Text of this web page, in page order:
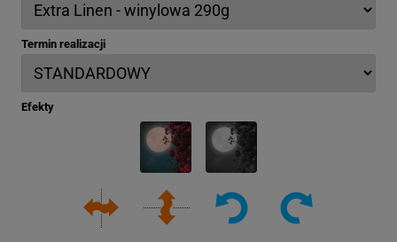
Termin realizacji
Efekty